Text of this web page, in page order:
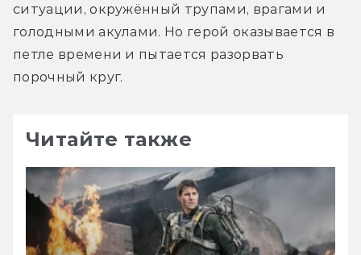
ситуации, окружённый трупами, врагами и
голодными акулами. Но герой оказывается в
петле времени и пытается разорвать
порочный круг.
Читайте также